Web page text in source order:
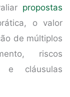
propostas
o valor
de múltiplos
riscos
e cláusulas